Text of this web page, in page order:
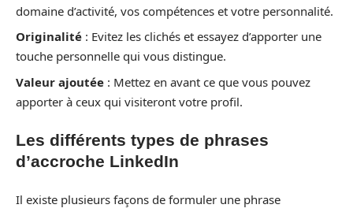
domaine d’activité, vos compétences et votre personnalité.
Originalité : Evitez les clichés et essayez d’apporter une
touche personnelle qui vous distingue.
Valeur ajoutée : Mettez en avant ce que vous pouvez
apporter à ceux qui visiteront votre profil.
Les différents types de phrases
d’accroche LinkedIn
Il existe plusieurs façons de formuler une phrase